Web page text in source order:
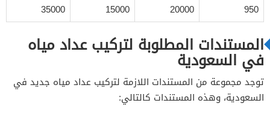
950
20000
15000
35000
المستندات المطلوبة لتركيب عداد مياه
في السعودية
توجد مجموعة من المستندات اللازمة لتركيب عداد مياه جديد في
السعودية، وهذه المستندات كالتالي: